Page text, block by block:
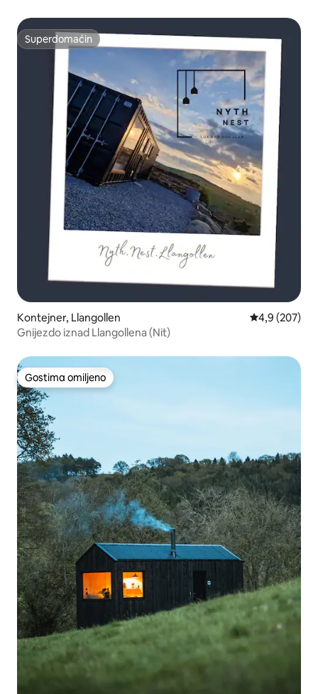
Superdomaćin
Superdomaćin
Kontejner, Llangollen Prosečna
4,9 (207)
Gnijezdo iznad Llangollena (Nit)
Gostima omiljeno
Gostima omiljeno